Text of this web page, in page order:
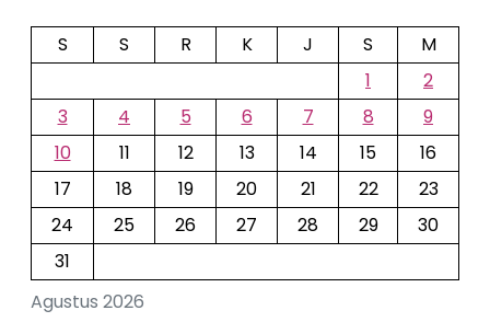
Agustus 2026
S S R K J S
M
1
2
3
4 5 6 7 8
9
10
11 12 13 14 15
16
17
18 19 20 21 22
23
24
25 26 27 28 29
30
31